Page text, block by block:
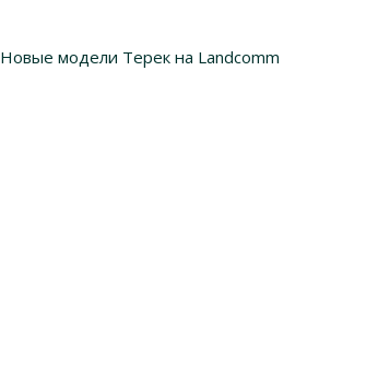
Новые модели Терек на Landcomm